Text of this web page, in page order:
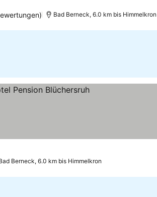
Bad Berneck, 6.0 km bis Himmelkron
Berneck, 6.0 km bis Himmelkron